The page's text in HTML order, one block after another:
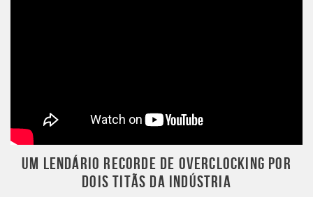
UM LENDÁRIO RECORDE DE OVERCLOCKING POR
DOIS TITÃS DA INDÚSTRIA